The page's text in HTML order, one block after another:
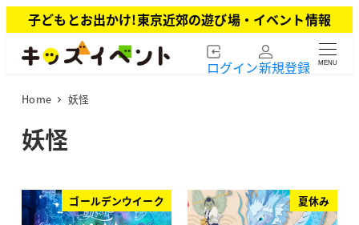
イ
子どもとお出かけ!東京近郊の遊び場・イベント情報
ログイン新規登録 MENU
Home 妖怪
妖怪
ゴールデンウイーク 夏休み